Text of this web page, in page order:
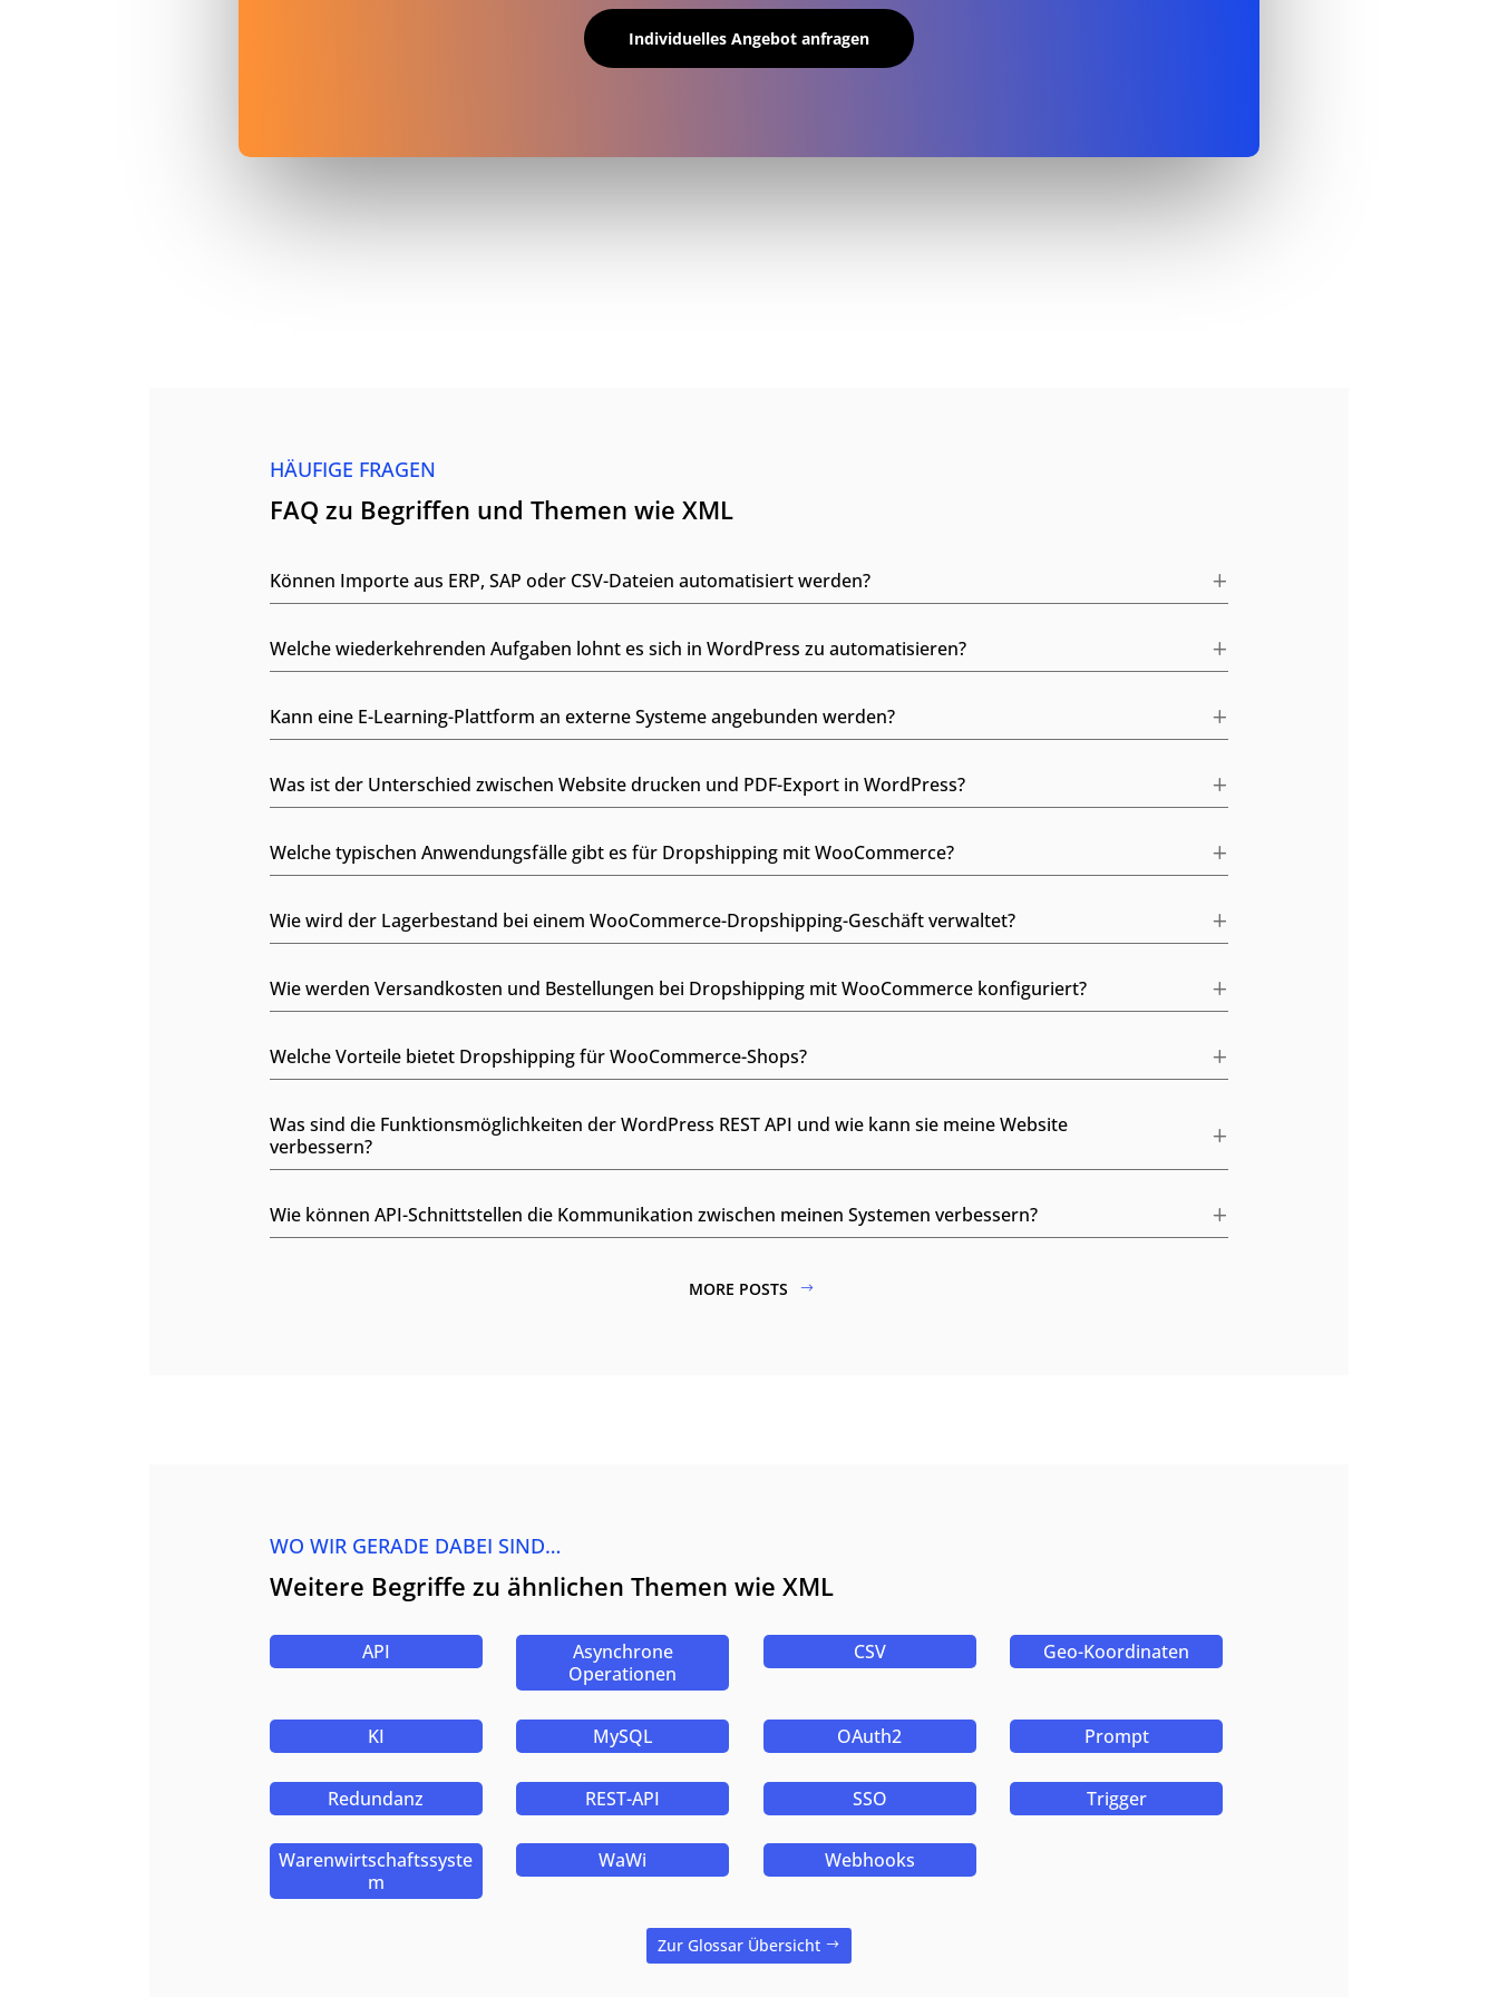
Individuelles Angebot anfragen
HÄUFIGE FRAGEN
FAQ zu Begriffen und Themen wie XML
Können Importe aus ERP, SAP oder CSV-Dateien automatisiert werden?
Welche wiederkehrenden Aufgaben lohnt es sich in WordPress zu automatisieren?
Kann eine E-Learning-Plattform an externe Systeme angebunden werden?
Was ist der Unterschied zwischen Website drucken und PDF-Export in WordPress?
Welche typischen Anwendungsfälle gibt es für Dropshipping mit WooCommerce?
Wie wird der Lagerbestand bei einem WooCommerce-Dropshipping-Geschäft verwaltet?
Wie werden Versandkosten und Bestellungen bei Dropshipping mit WooCommerce konfiguriert?
Welche Vorteile bietet Dropshipping für WooCommerce-Shops?
Was sind die Funktionsmöglichkeiten der WordPress REST API und wie kann sie meine Website
verbessern?
Wie können API-Schnittstellen die Kommunikation zwischen meinen Systemen verbessern?
MORE POSTS
WO WIR GERADE DABEI SIND…
Weitere Begriffe zu ähnlichen Themen wie XML
API
Asynchrone
Operationen
CSV Geo-Koordinaten
KI MySQL OAuth2 Prompt
Redundanz REST-API SSO Trigger
Warenwirtschaftssyste
m
WaWi Webhooks
Zur Glossar Übersicht